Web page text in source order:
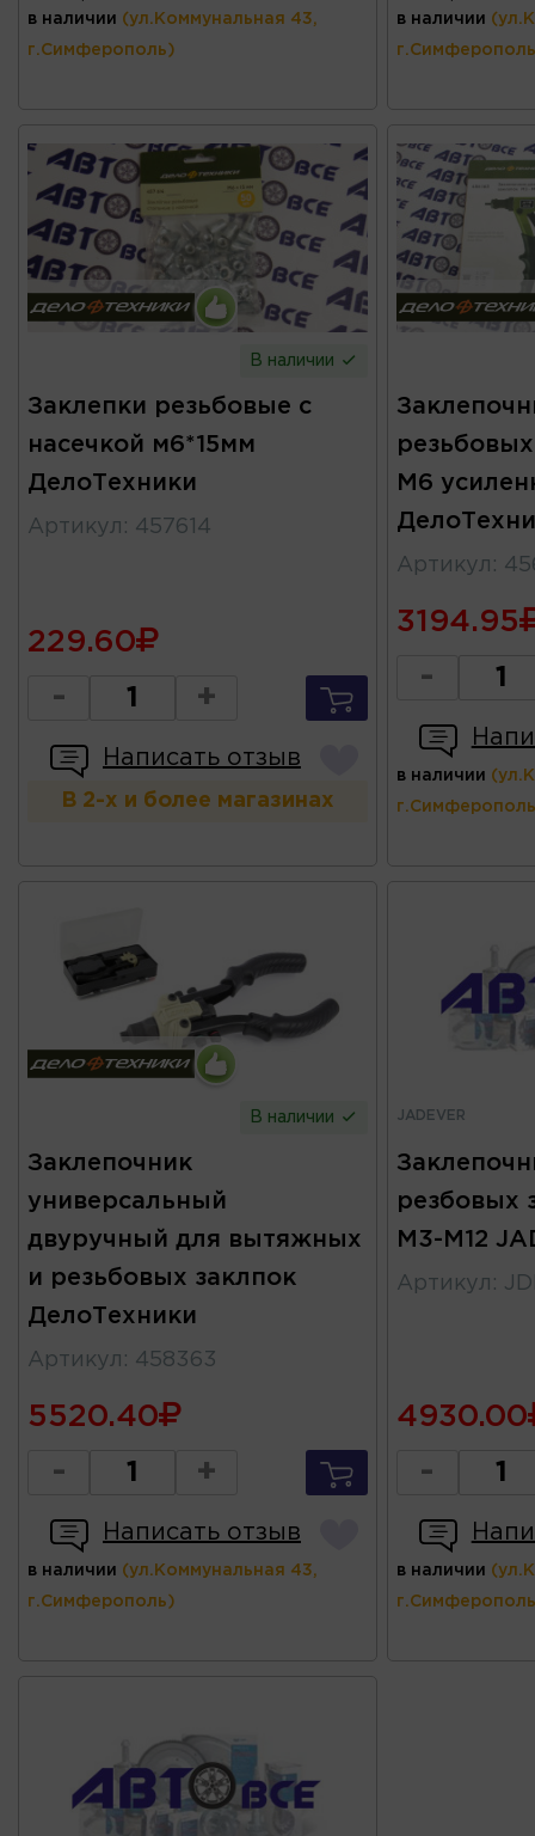
в наличии (ул.Коммунальная 43,
г.Симферополь)
в наличии
В наличии
Заклепки резьбовые с
насечкой м6*15мм
ДелоТехники
Артикул : 457614
229.60
- +
Написать отзыв
В 2-х и более магазинах
М6
Артикул :
3194.95
-
в наличии
В наличии
Заклепочник
универсальный
двуручный для вытяжных
и резьбовых заклпок
ДелоТехники
Артикул : 458363
5520.40
- +
Написать отзыв
в наличии (ул.Коммунальная 43,
г.Симферополь)
JADEVER
резбовых
М3-М12
Артикул :
4930.00
-
в наличии